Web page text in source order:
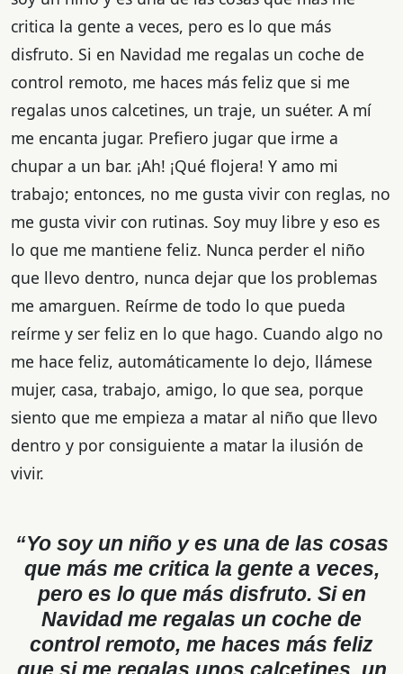
critica la gente a veces, pero es lo que más
disfruto. Si en Navidad me regalas un coche de
control remoto, me haces más feliz que si me
regalas unos calcetines, un traje, un suéter. A mí
me encanta jugar. Prefiero jugar que irme a
chupar a un bar. ¡Ah! ¡Qué flojera! Y amo mi
trabajo; entonces, no me gusta vivir con reglas, no
me gusta vivir con rutinas. Soy muy libre y eso es
lo que me mantiene feliz. Nunca perder el niño
que llevo dentro, nunca dejar que los problemas
me amarguen. Reírme de todo lo que pueda
reírme y ser feliz en lo que hago. Cuando algo no
me hace feliz, automáticamente lo dejo, llámese
mujer, casa, trabajo, amigo, lo que sea, porque
siento que me empieza a matar al niño que llevo
dentro y por consiguiente a matar la ilusión de
vivir.
“Yo soy un niño y es una de las cosas
que más me critica la gente a veces,
pero es lo que más disfruto. Si en
Navidad me regalas un coche de
control remoto, me haces más feliz